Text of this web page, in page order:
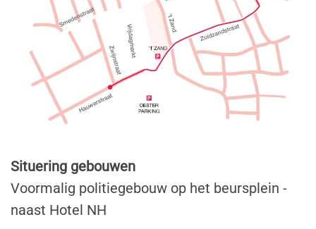
Situering gebouwen
Voormalig politiegebouw op het beursplein -
naast Hotel NH